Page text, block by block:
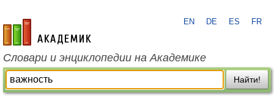
academic.ru
EN DE ES FR
Словари и энциклопедии на Академике
Найти!